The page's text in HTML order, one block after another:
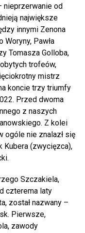
nieprzerwanie od
największe
innymi Zenona
Woryny, Pawła
Tomasza Golloba,
trofeów,
mistrz
koncie trzy triumfy
Przed dwoma
z naszych
Z kolei
ogóle nie znalazł się
Kubera (zwycięzca),
Szczakiela,
czterema laty
został nazwany –
Pierwsze,
zawody